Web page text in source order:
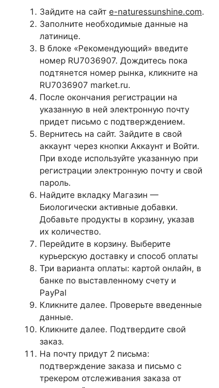
Зайдите на сайт e-naturessunshine.com.
Заполните необходимые данные на
латинице.
В блоке «Рекомендующий» введите
номер RU7036907. Дождитесь пока
подтянется номер рынка, кликните на
RU7036907 market.ru.
После окончания регистрации на
указанную в ней электронную почту
придет письмо с подтверждением.
Вернитесь на сайт. Зайдите в свой
аккаунт через кнопки Аккаунт и Войти.
При входе используйте указанную при
регистрации электронную почту и свой
пароль.
Найдите вкладку Магазин —
Биологически активные добавки.
Добавьте продукты в корзину, указав
их количество.
Перейдите в корзину. Выберите
курьерскую доставку и способ оплаты
Три варианта оплаты: картой онлайн, в
банке по выставленному счету и
PayPal
Кликните далее. Проверьте введенные
данные.
Кликните далее. Подтвердите свой
заказ.
На почту придут 2 письма:
подтверждение заказа и письмо с
трекером отслеживания заказа от